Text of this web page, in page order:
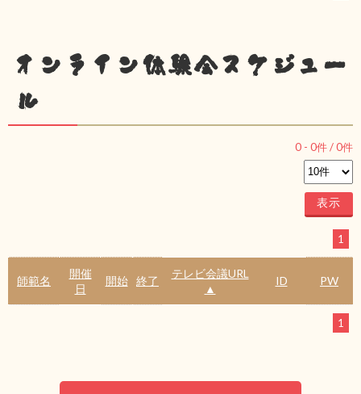
オンライン体験会スケジュー
ル
0 - 0件 /0件
1
師範名
開催
日
開始 終了
テレビ会議URL
▲
ID PW
1